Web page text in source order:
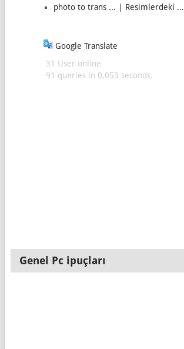
photo to trans ... | Resimlerdeki ...
Google Translate
31 User online
91 queries in 0,053 seconds.
Genel Pc ipuçları